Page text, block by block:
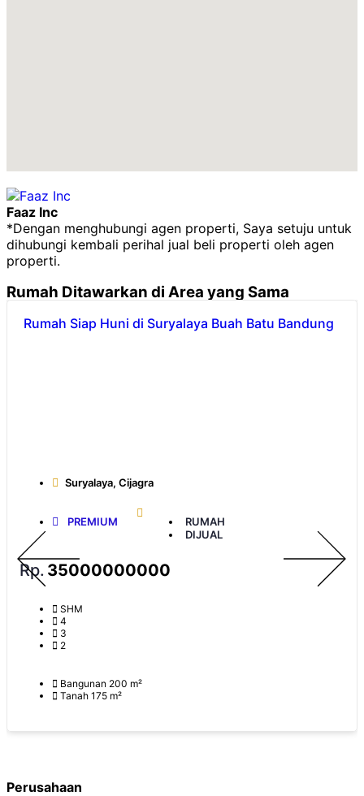
Faaz Inc
*Dengan menghubungi agen properti, Saya setuju untuk
dihubungi kembali perihal jual beli properti oleh agen
properti.
Rumah Ditawarkan di Area yang Sama
Rumah Siap Huni di Suryalaya Buah Batu Bandung
Suryalaya, Cijagra
PREMIUM
RUMAH
DIJUAL
Rp. 35000000000
SHM
4
3
2
Bangunan 200 m²
Tanah 175 m²
Perusahaan